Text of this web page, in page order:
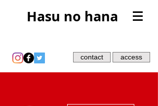
Hasu no hana
contact access